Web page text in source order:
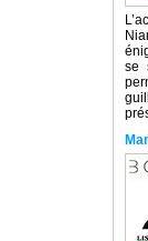
se